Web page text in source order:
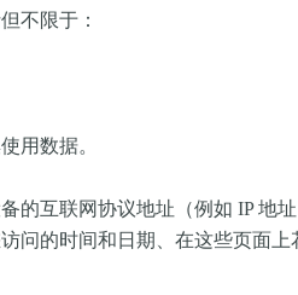
不限于：
用数据。
的互联网协议地址（例如 IP 地
问的时间和日期、在这些页面